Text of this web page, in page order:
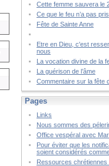
Cette femme sauvera le
Ce que le feu n’a pas pris
Fête de Sainte Anne
Etre en Dieu, c'est
nous
La vocation divine de la
La guérison de l’âme
Commentaire sur la fête
Pages
Links
Nous sommes des
Office vespéral avec
Pour éviter que les
soient considérés
Ressources chrétiennes